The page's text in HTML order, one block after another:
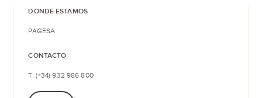
DONDE ESTAMOS
PAGESA
CONTACTO
T. (+34) 932 986 800